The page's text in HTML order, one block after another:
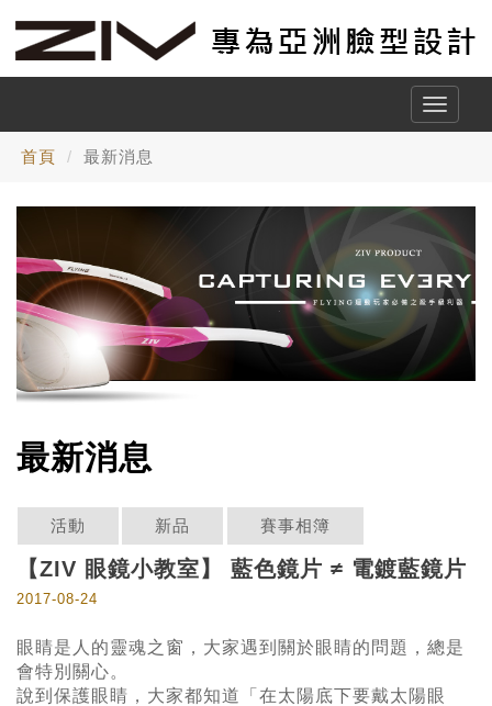
Toggle
首頁 最新消息
最新消息
活動 新品 賽事相簿
【ZIV 眼鏡小教室】 藍色鏡片 ≠ 電鍍藍鏡片
2017-08-24
眼睛是人的靈魂之窗，大家遇到關於眼睛的問題，總是
會特別關心。
說到保護眼睛，大家都知道「在太陽底下要戴太陽眼